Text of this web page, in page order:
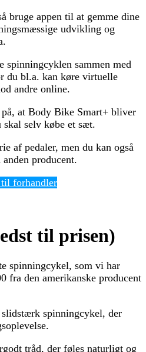
bruge appen til at gemme dine
udvikling og
spinningcyklen sammen med
du bl.a. kan køre virtuelle
andre online.
at Body Bike Smart+ bliver
skal selv købe et sæt.
af pedaler, men du kan også
producent.
forhandler
til prisen)
spinningcykel, som vi har
fra den amerikanske producent
spinningcykel, der
tråd, der føles naturligt og